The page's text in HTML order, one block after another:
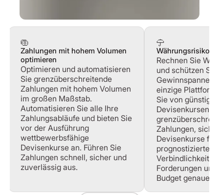
Zahlungen mit hohem Volumen
optimieren
Optimieren und automatisieren
Sie grenzüberschreitende
Zahlungen mit hohem Volumen
im großen Maßstab.
Automatisieren Sie alle Ihre
Zahlungsabläufe und bieten Sie
vor der Ausführung
wettbewerbsfähige
Devisenkurse an. Führen Sie
Zahlungen schnell, sicher und
zuverlässig aus.
Währungsrisiko
Rechnen Sie
und schützen Sie
Gewinnspannen
einzige
Sie von günstigen
Devisenkursen
Zahlungen,
Devisenkurse für
prognostizierten
Forderungen
Budget genauer.